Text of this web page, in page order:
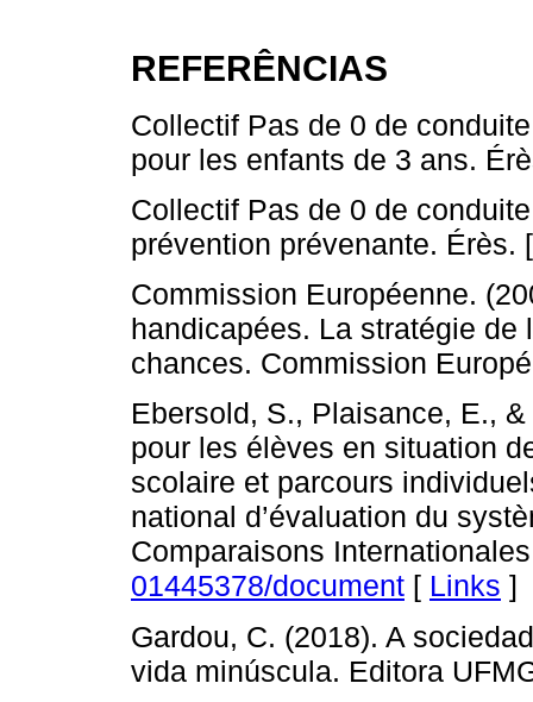
REFERÊNCIAS
Collectif Pas de 0 de
pour les enfants de 3 ans.
Collectif Pas de 0 de
prévention prévenante. Érès.
Commission Européenne.
handicapées. La stratégie de
chances. Commission
Ebersold, S., Plaisance, E.,
pour les élèves en situation
scolaire et parcours
national d’évaluation du
Comparaisons
01445378/document [ Links ]
Gardou, C. (2018). A
vida minúscula. Editora